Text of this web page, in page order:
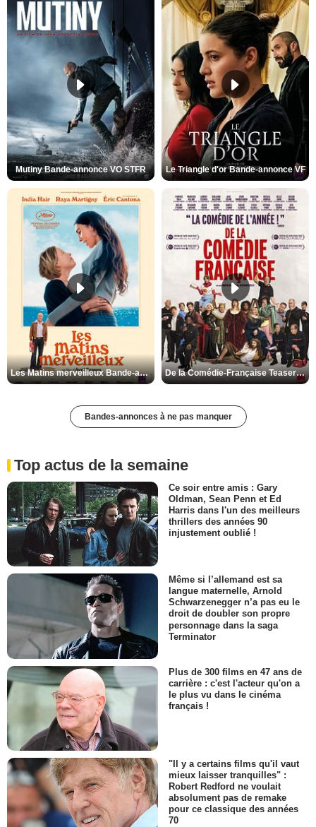
Mutiny Bande-annonce VO STFR Le Triangle d'or Bande-annonce VF
Les Matins merveilleux Bande-annonce VF De la Comédie-Française Teaser VF
Bandes-annonces à ne pas manquer
Top actus de la semaine
Ce soir entre amis : Gary
Oldman, Sean Penn et Ed
Harris dans l'un des meilleurs
thrillers des années 90
injustement oublié !
Même si l’allemand est sa
langue maternelle, Arnold
Schwarzenegger n’a pas eu le
droit de doubler son propre
personnage dans la saga
Terminator
Plus de 300 films en 47 ans de
carrière : c'est l'acteur qu'on a
le plus vu dans le cinéma
français !
"Il y a certains films qu'il vaut
mieux laisser tranquilles" :
Robert Redford ne voulait
absolument pas de remake
pour ce classique des années
70